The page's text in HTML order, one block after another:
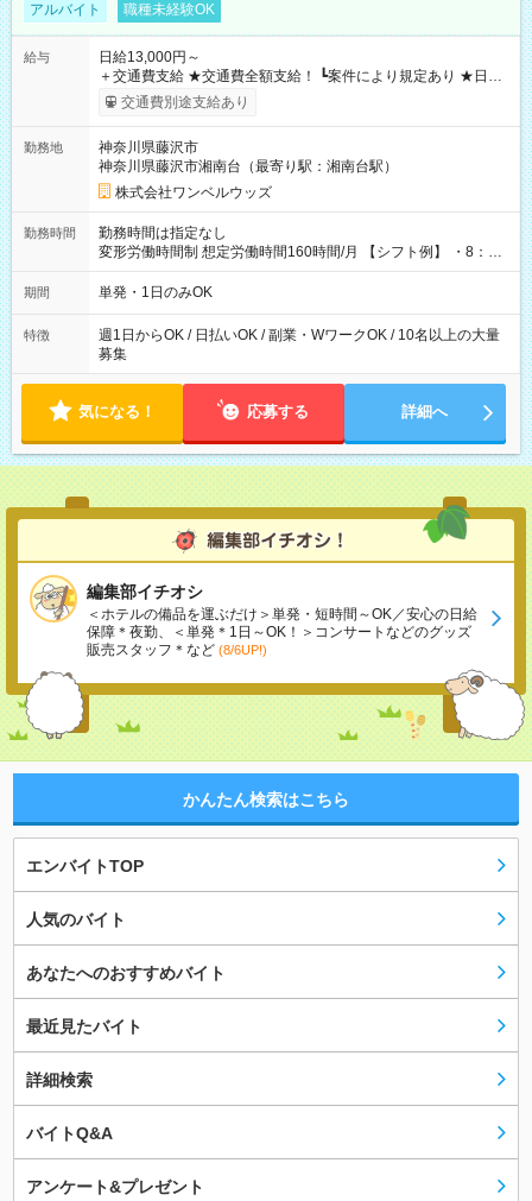
アルバイト 職種未経験OK
給与
日給13,000円～
＋交通費支給 ★交通費全額支給！ ┗案件により規定あり ★日払
いOK！（規定あり） ┗働いたその日に現金GET♪ お仕事後はコ
ンビニATMから 日払い分を引き落とせます！ 【試用期間】試
交通費別途支給あり
勤務地
神奈川県藤沢市
神奈川県藤沢市湘南台（最寄り駅：湘南台駅）
株式会社ワンベルウッズ
勤務時間
勤務時間は指定なし
変形労働時間制 想定労働時間160時間/月 【シフト例】 ・8：00
～21：00
期間 単発・1日のみOK
特徴
週1日からOK / 日払いOK / 副業・WワークOK / 10名以上の大量
募集
気になる！ 応募する 詳細へ
編集部イチオシ
＜ホテルの備品を運ぶだけ＞単発・短時間～OK／安心の日給
保障＊夜勤、＜単発＊1日～OK！＞コンサートなどのグッズ
販売スタッフ＊など (8/6UP!)
かんたん検索はこちら
エンバイトTOP
人気のバイト
あなたへのおすすめバイト
最近見たバイト
詳細検索
バイトQ&A
アンケート&プレゼント